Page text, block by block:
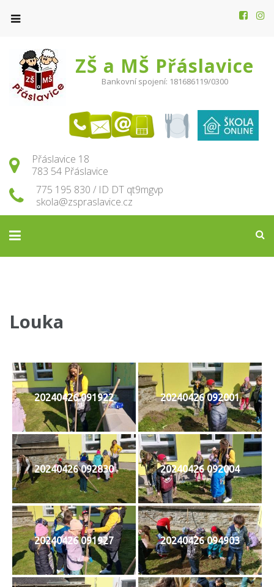
ZŠ a MŠ Přáslavice
Bankovní spojení: 181686119/0300
Přáslavice 18
783 54 Přáslavice
775 195 830 / ID DT qt9mgvp
skola@zspraslavice.cz
Louka
20240426 091922 20240426 092001
20240426 092830 20240426 092004
20240426 091927 20240426 094903